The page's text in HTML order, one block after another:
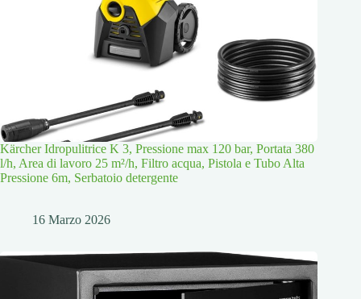
Kärcher Idropulitrice K 3, Pressione max 120 bar, Portata 380
l/h, Area di lavoro 25 m²/h, Filtro acqua, Pistola e Tubo Alta
Pressione 6m, Serbatoio detergente
16 Marzo 2026